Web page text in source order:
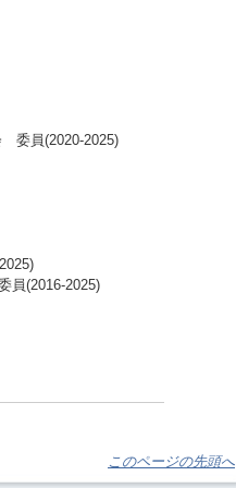
委員(2020-2025)
員(2016-2025)
このページの先頭へ